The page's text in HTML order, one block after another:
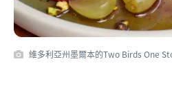
維多利亞州墨爾本的Two Birds One